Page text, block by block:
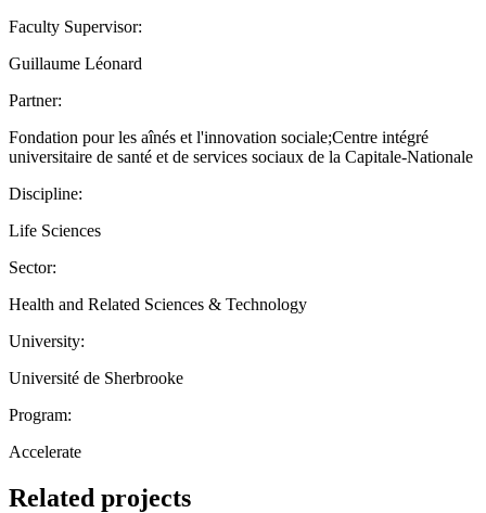
Faculty Supervisor:
Guillaume Léonard
Partner:
Fondation pour les aînés et l'innovation sociale;Centre intégré
universitaire de santé et de services sociaux de la Capitale-Nationale
Discipline:
Life Sciences
Sector:
Health and Related Sciences & Technology
University:
Université de Sherbrooke
Program:
Accelerate
Related projects